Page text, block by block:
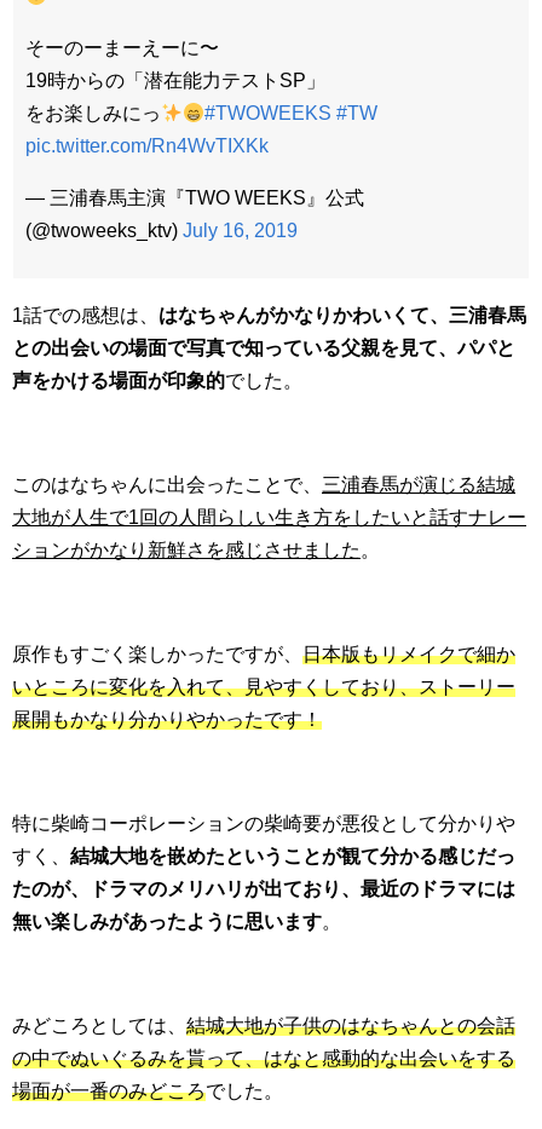
そーのーまーえーに〜
19時からの「潜在能力テストSP」
をお楽しみにっ
#TWOWEEKS #TW
pic.twitter.com/Rn4WvTIXKk
— 三浦春馬主演『TWO WEEKS』公式
(@twoweeks_ktv) July 16, 2019
1話での感想は、 はなちゃんがかなりかわいくて、三浦春馬
との出会いの場面で写真で知っている父親を見て、パパと
声をかける場面が印象的でした。
このはなちゃんに出会ったことで、 三浦春馬が演じる結城
大地が人生で1回の人間らしい生き方をしたいと話すナレー
ションがかなり新鮮さを感じさせました 。
原作もすごく楽しかったですが、 日本版もリメイクで細か
いところに変化を入れて、見やすくしており、ストーリー
展開もかなり分かりやかったです！
特に柴崎コーポレーションの柴崎要が悪役として分かりや
すく、 結城大地を嵌めたということが観て分かる感じだっ
たのが、ドラマのメリハリが出ており、最近のドラマには
無い楽しみがあったように思います。
みどころとしては、 結城大地が子供のはなちゃんとの会話
の中でぬいぐるみを貰って、はなと感動的な出会いをする
場面が一番のみどころでした。